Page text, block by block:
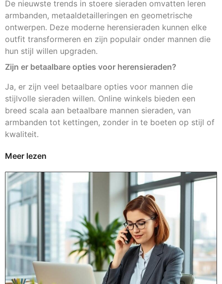
De nieuwste trends in stoere sieraden omvatten leren
armbanden, metaaldetailleringen en geometrische
ontwerpen. Deze moderne herensieraden kunnen elke
outfit transformeren en zijn populair onder mannen die
hun stijl willen upgraden.
Zijn er betaalbare opties voor herensieraden?
Ja, er zijn veel betaalbare opties voor mannen die
stijlvolle sieraden willen. Online winkels bieden een
breed scala aan betaalbare mannen sieraden, van
armbanden tot kettingen, zonder in te boeten op stijl of
kwaliteit.
Meer lezen